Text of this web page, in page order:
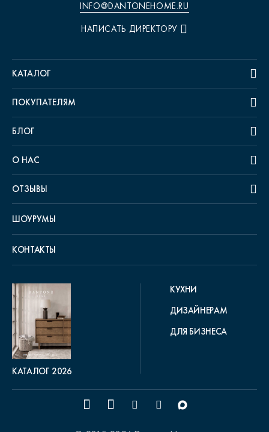
INFO@DANTONEHOME.RU
НАПИСАТЬ ДИРЕКТОРУ
КАТАЛОГ
ПОКУПАТЕЛЯМ
БЛОГ
О НАС
ОТЗЫВЫ
ШОУРУМЫ
КОНТАКТЫ
КАТАЛОГ 2026
КУХНИ
ДИЗАЙНЕРАМ
ДЛЯ БИЗНЕСА